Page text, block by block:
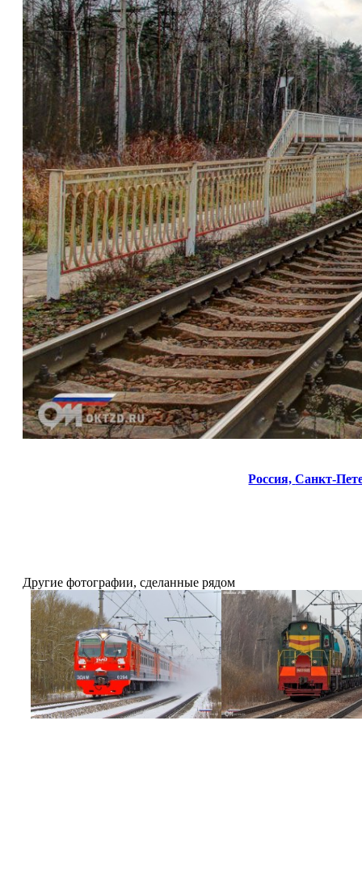
Россия, Санкт-
Другие фотографии, сделанные рядом